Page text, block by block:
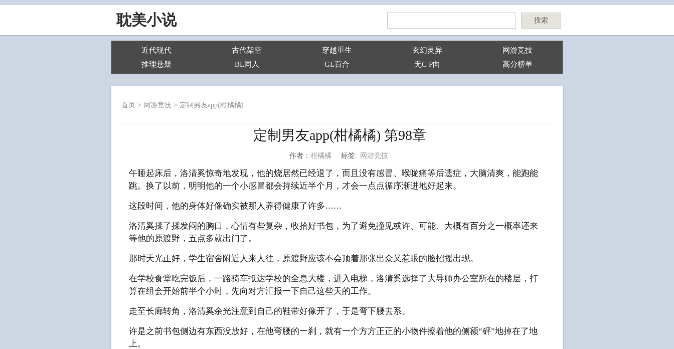
耽美小说 搜索
近代现代 古代架空 穿越重生 玄幻灵异
网游竞技
推理悬疑
BL同人 GL百合 无C P向 高分榜单
首页 > 网游竞技 > 定制男友app(柑橘橘)
定制男友app(柑橘橘) 第98章
作者： 柑橘橘 标签: 网游竞技
午睡起床后，洛清奚惊奇地发现，他的烧居然已经退了，而且没有感冒、喉咙痛等后遗症，大脑清爽，能跑能
跳。换了以前，明明他的一个小感冒都会持续近半个月，才会一点点循序渐进地好起来。
这段时间，他的身体好像确实被那人养得健康了许多……
洛清奚揉了揉发闷的胸口，心情有些复杂，收拾好书包，为了避免撞见或许、可能、大概有百分之一概率还来
等他的原渡野，五点多就出门了。
那时天光正好，学生宿舍附近人来人往，原渡野应该不会顶着那张出众又惹眼的脸招摇出现。
在学校食堂吃完饭后，一路骑车抵达学校的全息大楼，进入电梯，洛清奚选择了大导师办公室所在的楼层，打
算在组会开始前半个小时，先向对方汇报一下自己这些天的工作。
走至长廊转角，洛清奚余光注意到自己的鞋带好像开了，于是弯下腰去系。
许是之前书包侧边有东西没放好，在他弯腰的一刹，就有一个方方正正的小物件擦着他的侧额“砰”地掉在了地
上。